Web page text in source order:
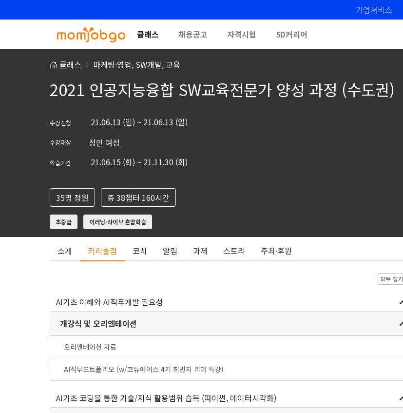
기업서비스
클래스 채용공고 자격시험 5D커리어
클래스 마케팅·영업, SW개발,교육
2021 인공지능융합 SW교육전문가 양성 과정 (수도권)
수강신청 21.06.13 (일) ~ 21.06.13 (일)
수강대상 성인 여성
학습기간 21.06.15 (화) ~ 21.11.30 (화)
35명 정원 총 38챕터 160시간
초중급 이러닝·라이브 혼합학습
소개 커리큘럼 코치 알림 과제 스토리 주최·후원
모두 접기
AI기초 이해와 AI직무개발 필요성
개강식 및 오리엔테이션
오리엔테이션 자료
AI직무포트폴리오 (w/코듀에이스 4기 최민지 리더 특강)
AI기초 코딩을 통한 기술/지식 활용범위 습득 (파이썬, 데이터시각화)